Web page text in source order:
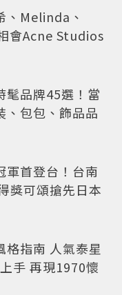
、Melinda、
會Acne Studios
髦品牌45選！當
、包包、飾品品
軍首登台！台南
獎可頌搶先日本
格指南 人氣泰星
手 再現1970懷